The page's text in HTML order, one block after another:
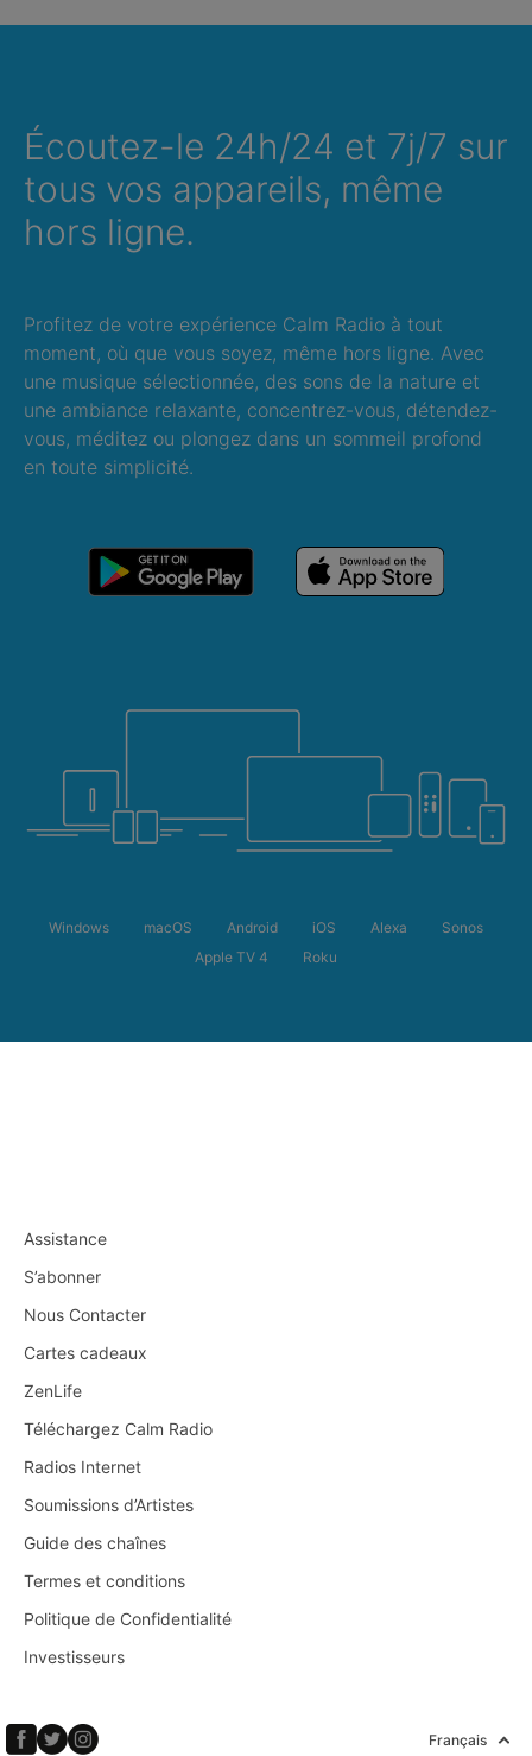
Écoutez-le 24h/24 et 7j/7 sur
tous vos appareils, même
hors ligne.
Profitez de votre expérience Calm Radio à tout
moment, où que vous soyez, même hors ligne. Avec
une musique sélectionnée, des sons de la nature et
une ambiance relaxante, concentrez-vous, détendez-
vous, méditez ou plongez dans un sommeil profond
en toute simplicité.
Windows macOS Android iOS Alexa
Sonos
Apple TV 4
Roku
Assistance
S’abonner
Nous Contacter
Cartes cadeaux
ZenLife
Téléchargez Calm Radio
Radios Internet
Soumissions d’Artistes
Guide des chaînes
Termes et conditions
Politique de Confidentialité
Investisseurs
Français